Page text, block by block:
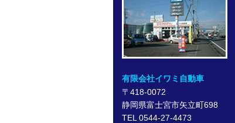
有限会社イワミ自動車
〒418-0072
静岡県富士宮市矢立町698
TEL 0544-27-4473